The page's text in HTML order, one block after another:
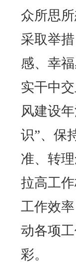
众所思
采取举
感、幸
实干中
风建设
识”、保
准、转
拉高工
工作效
动各项
彩。